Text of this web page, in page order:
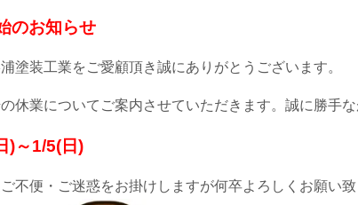
のお知らせ
塗装工業をご愛顧頂き誠にありがとうございます。
休業についてご案内させていただきます。誠に勝手
)～1/5(日)
ご不便・ご迷惑をお掛けしますが何卒よろしくお願